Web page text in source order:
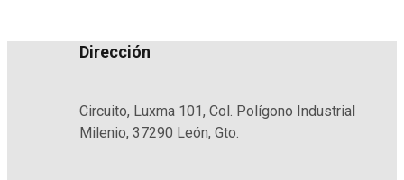
Dirección
Circuito, Luxma 101, Col. Polígono Industrial
Milenio, 37290 León, Gto.